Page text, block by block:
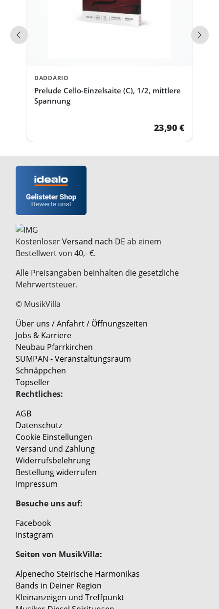
DADDARIO
Prelude Cello-Einzelsaite (C), 1/2, mittlere
Spannung
23,90 €
Vorherige Produkte
KostenloserVersand nach DE ab einem
Bestellwert von 40,- €.
Alle Preisangaben beinhalten die gesetzliche
Mehrwertsteuer.
© MusikVilla
Über uns / Anfahrt / Öffnungszeiten
Jobs & Karriere
Neubau Pfarrkirchen
SUMPAN - Veranstaltungsraum
Schnäppchen
Topseller
Rechtliches:
AGB
Datenschutz
Cookie Einstellungen
Versand und Zahlung
Widerrufsbelehrung
Bestellung widerrufen
Impressum
Besuche uns auf:
Facebook
Instagram
Seiten von MusikVilla:
Alpenecho Steirische Harmonikas
Bands in Deiner Region
Kleinanzeigen und Treffpunkt